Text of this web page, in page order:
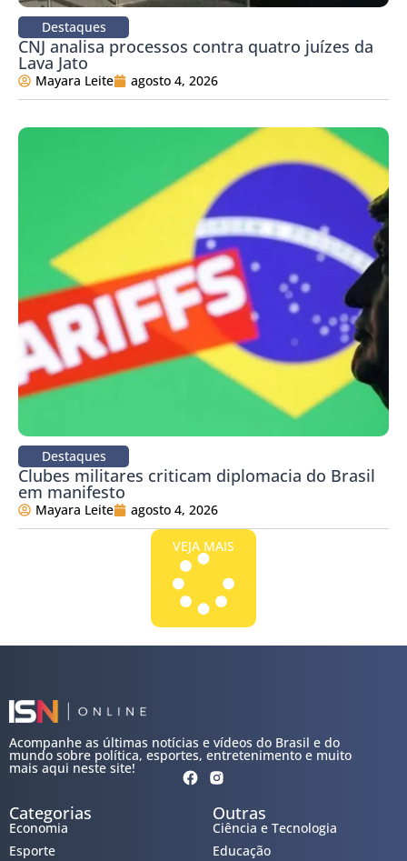
Destaques
CNJ analisa processos contra quatro juízes da
Lava Jato
Mayara Leite agosto 4, 2026
Destaques
Clubes militares criticam diplomacia do Brasil
em manifesto
Mayara Leite agosto 4, 2026
VEJA MAIS
Acompanhe as últimas notícias e vídeos do Brasil e do
mundo sobre política, esportes, entretenimento e muito
mais aqui neste site!
Categorias
Economia
Esporte
Outras
Ciência e Tecnologia
Educação